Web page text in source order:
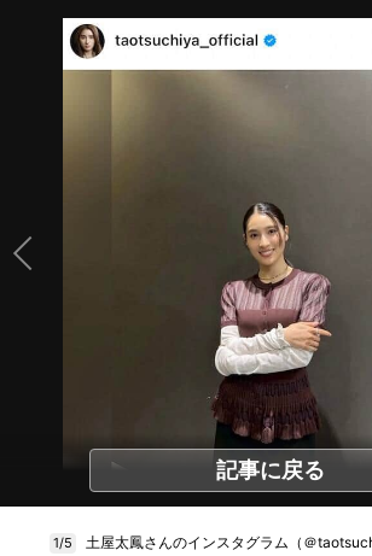
記事に戻る
1/5 土屋太鳳さんのインスタグラム（＠